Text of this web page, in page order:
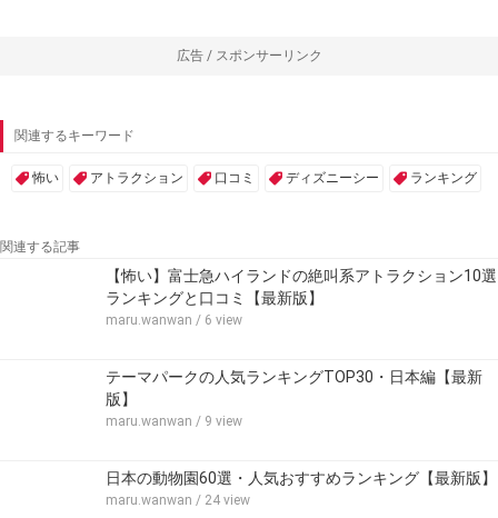
広告 / スポンサーリンク
関連するキーワード
怖い アトラクション 口コミ ディズニーシー ランキング
関連する記事
【怖い】富士急ハイランドの絶叫系アトラクション10選
ランキングと口コミ【最新版】
maru.wanwan / 6 view
テーマパークの人気ランキングTOP30・日本編【最新
版】
maru.wanwan / 9 view
日本の動物園60選・人気おすすめランキング【最新版】
maru.wanwan / 24 view